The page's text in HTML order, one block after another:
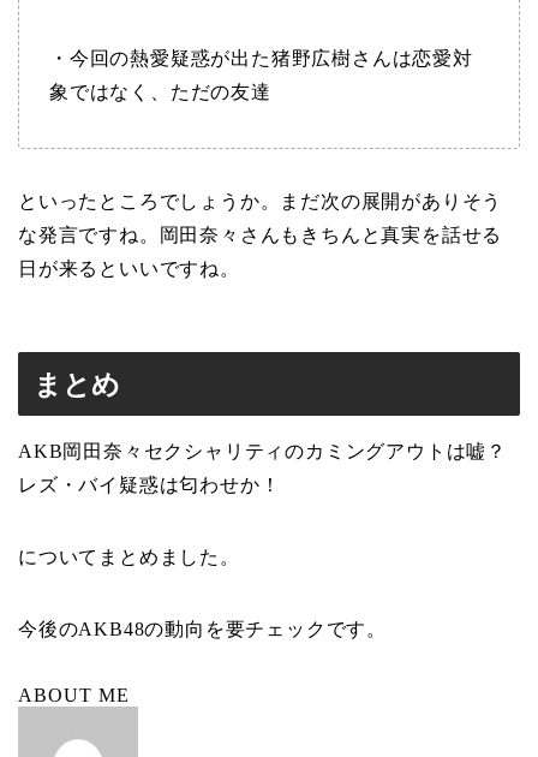
・今回の熱愛疑惑が出た猪野広樹さんは恋愛対
象ではなく、ただの友達
といったところでしょうか。まだ次の展開がありそう
な発言ですね。岡田奈々さんもきちんと真実を話せる
日が来るといいですね。
まとめ
AKB岡田奈々セクシャリティのカミングアウトは嘘？
レズ・バイ疑惑は匂わせか！
についてまとめました。
今後のAKB48の動向を要チェックです。
ABOUT ME